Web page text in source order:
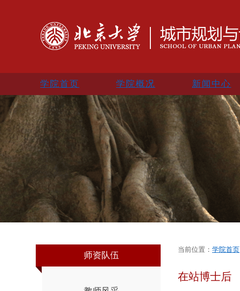
学院首页 学院概况 新闻中心
师资队伍
当前位置： 学院首页
在站博士后